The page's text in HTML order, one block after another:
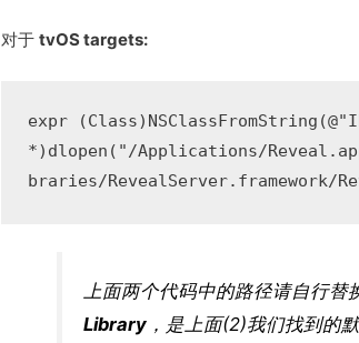
对于tvOS targets:
expr
*)dlopen("/Applications/
braries/
上面两个代码中的路径请自行
Library ，是上面(2)我们找到的